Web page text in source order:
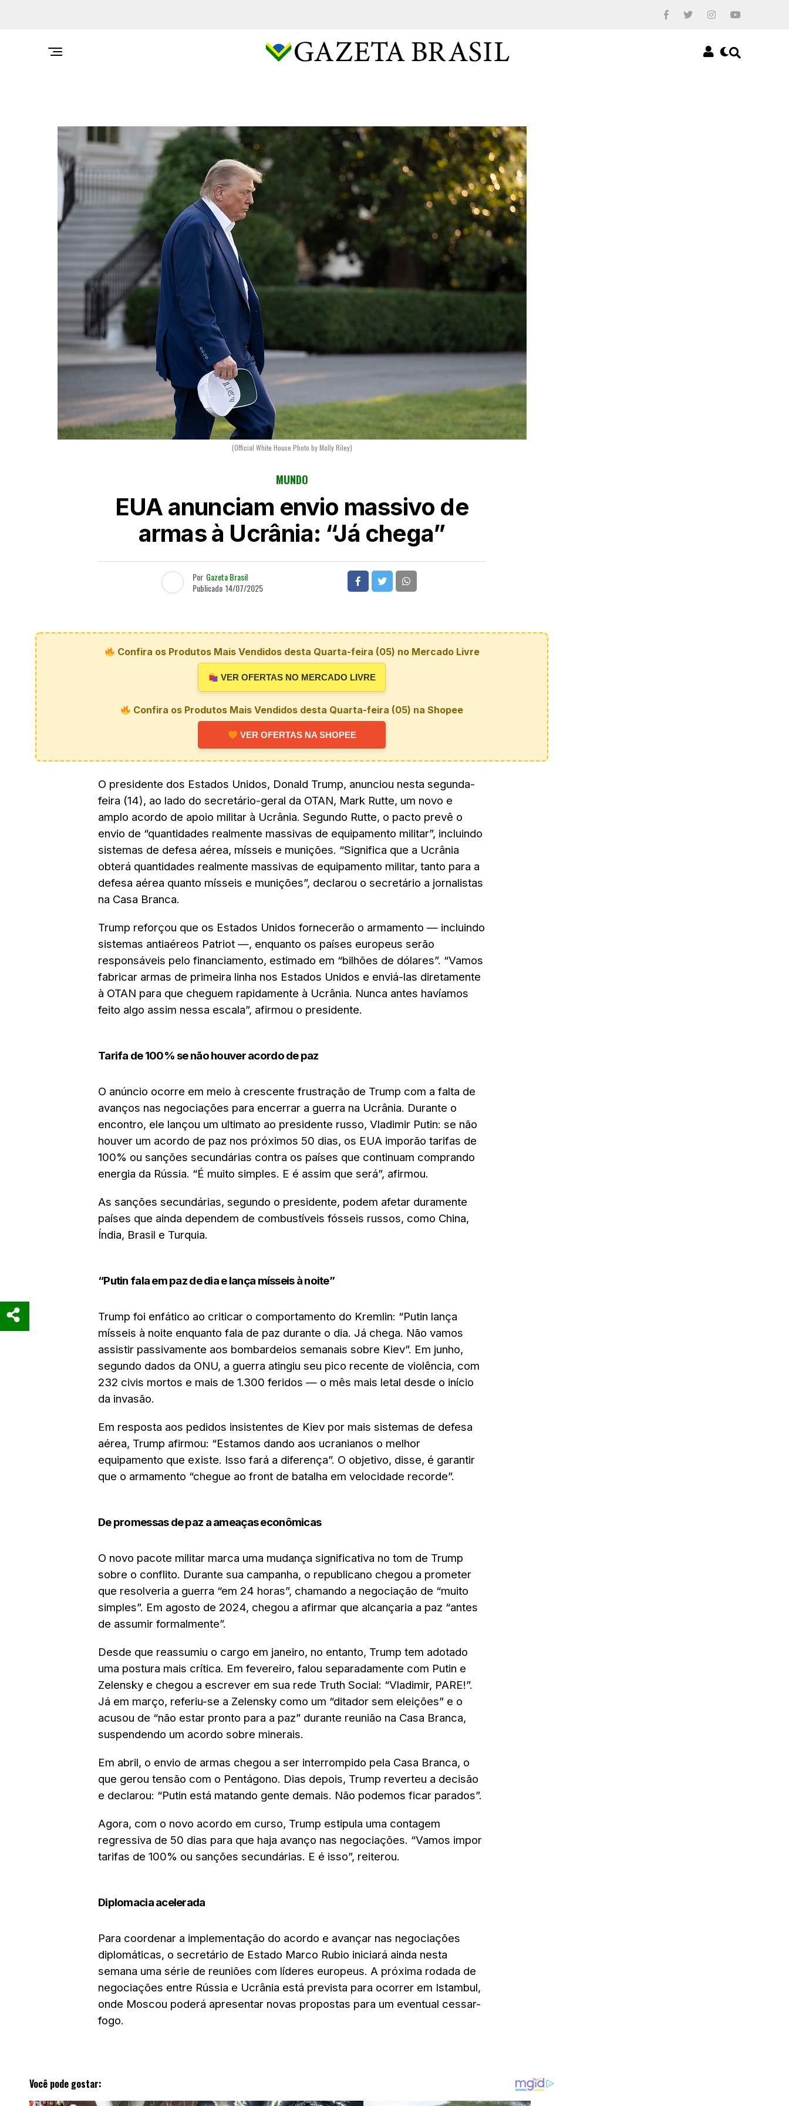
(Official White House Photo by Molly Riley)
MUNDO
EUA anunciam envio massivo de
armas à Ucrânia: “Já chega”
Por Gazeta Brasil
Publicado 14/07/2025
Confira os Produtos Mais Vendidos desta Quarta-feira (05) no Mercado Livre
VER OFERTAS NO MERCADO LIVRE
Confira os Produtos Mais Vendidos desta Quarta-feira (05) na Shopee
VER OFERTAS NA SHOPEE
O presidente dos Estados Unidos, Donald Trump, anunciou nesta segunda-
feira (14), ao lado do secretário-geral da OTAN, Mark Rutte, um novo e
amplo acordo de apoio militar à Ucrânia. Segundo Rutte, o pacto prevê o
envio de “quantidades realmente massivas de equipamento militar”, incluindo
sistemas de defesa aérea, mísseis e munições. “Significa que a Ucrânia
obterá quantidades realmente massivas de equipamento militar, tanto para a
defesa aérea quanto mísseis e munições”, declarou o secretário a jornalistas
na Casa Branca.
Trump reforçou que os Estados Unidos fornecerão o armamento — incluindo
sistemas antiaéreos Patriot —, enquanto os países europeus serão
responsáveis pelo financiamento, estimado em “bilhões de dólares”. “Vamos
fabricar armas de primeira linha nos Estados Unidos e enviá-las diretamente
à OTAN para que cheguem rapidamente à Ucrânia. Nunca antes havíamos
feito algo assim nessa escala”, afirmou o presidente.
Tarifa de 100% se não houver acordo de paz
O anúncio ocorre em meio à crescente frustração de Trump com a falta de
avanços nas negociações para encerrar a guerra na Ucrânia. Durante o
encontro, ele lançou um ultimato ao presidente russo, Vladimir Putin: se não
houver um acordo de paz nos próximos 50 dias, os EUA imporão tarifas de
100% ou sanções secundárias contra os países que continuam comprando
energia da Rússia. “É muito simples. E é assim que será”, afirmou.
As sanções secundárias, segundo o presidente, podem afetar duramente
países que ainda dependem de combustíveis fósseis russos, como China,
Índia, Brasil e Turquia.
“Putin fala em paz de dia e lança mísseis à noite”
Trump foi enfático ao criticar o comportamento do Kremlin: “Putin lança
mísseis à noite enquanto fala de paz durante o dia. Já chega. Não vamos
assistir passivamente aos bombardeios semanais sobre Kiev”. Em junho,
segundo dados da ONU, a guerra atingiu seu pico recente de violência, com
232 civis mortos e mais de 1.300 feridos — o mês mais letal desde o início
da invasão.
Em resposta aos pedidos insistentes de Kiev por mais sistemas de defesa
aérea, Trump afirmou: “Estamos dando aos ucranianos o melhor
equipamento que existe. Isso fará a diferença”. O objetivo, disse, é garantir
que o armamento “chegue ao front de batalha em velocidade recorde”.
De promessas de paz a ameaças econômicas
O novo pacote militar marca uma mudança significativa no tom de Trump
sobre o conflito. Durante sua campanha, o republicano chegou a prometer
que resolveria a guerra “em 24 horas”, chamando a negociação de “muito
simples”. Em agosto de 2024, chegou a afirmar que alcançaria a paz “antes
de assumir formalmente”.
Desde que reassumiu o cargo em janeiro, no entanto, Trump tem adotado
uma postura mais crítica. Em fevereiro, falou separadamente com Putin e
Zelensky e chegou a escrever em sua rede Truth Social: “Vladimir, PARE!”.
Já em março, referiu-se a Zelensky como um “ditador sem eleições” e o
acusou de “não estar pronto para a paz” durante reunião na Casa Branca,
suspendendo um acordo sobre minerais.
Em abril, o envio de armas chegou a ser interrompido pela Casa Branca, o
que gerou tensão com o Pentágono. Dias depois, Trump reverteu a decisão
e declarou: “Putin está matando gente demais. Não podemos ficar parados”.
Agora, com o novo acordo em curso, Trump estipula uma contagem
regressiva de 50 dias para que haja avanço nas negociações. “Vamos impor
tarifas de 100% ou sanções secundárias. E é isso”, reiterou.
Diplomacia acelerada
Para coordenar a implementação do acordo e avançar nas negociações
diplomáticas, o secretário de Estado Marco Rubio iniciará ainda nesta
semana uma série de reuniões com líderes europeus. A próxima rodada de
negociações entre Rússia e Ucrânia está prevista para ocorrer em Istambul,
onde Moscou poderá apresentar novas propostas para um eventual cessar-
fogo.